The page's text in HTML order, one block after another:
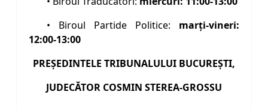
• Biroul Partide Politice: marți-vineri:
12:00-13:00
PREŞEDINTELE TRIBUNALULUI BUCUREŞTI,
JUDECĂTOR COSMIN STEREA-GROSSU